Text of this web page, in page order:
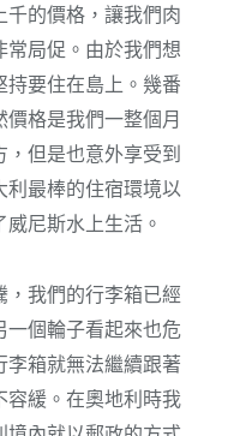
的價格，讓我們肉
局促。由於我們想
要住在島上。幾番
格是我們一整個月
但是也意外享受到
利最棒的住宿環境以
尼斯水上生活。
我們的行李箱已經
一個輪子看起來也危
箱就無法繼續跟著
容緩。在奧地利時我